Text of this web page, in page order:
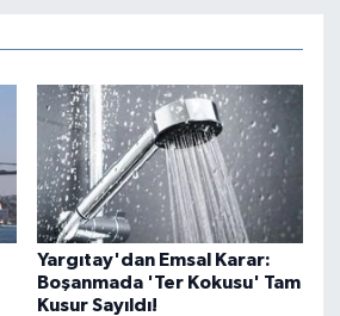
Yargıtay'dan Emsal Karar:
Boşanmada 'Ter Kokusu' Tam
Kusur Sayıldı!